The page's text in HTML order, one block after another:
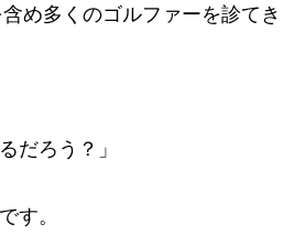
め多くのゴルファーを診てき
だろう？」
す。